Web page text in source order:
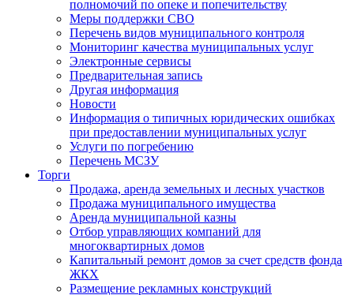
полномочий по опеке и попечительству
Меры поддержки СВО
Перечень видов муниципального контроля
Мониторинг качества муниципальных услуг
Электронные сервисы
Предварительная запись
Другая информация
Новости
Информация о типичных юридических ошибках
при предоставлении муниципальных услуг
Услуги по погребению
Перечень МСЗУ
Торги
Продажа, аренда земельных и лесных участков
Продажа муниципального имущества
Аренда муниципальной казны
Отбор управляющих компаний для
многоквартирных домов
Капитальный ремонт домов за счет средств фонда
ЖКХ
Размещение рекламных конструкций